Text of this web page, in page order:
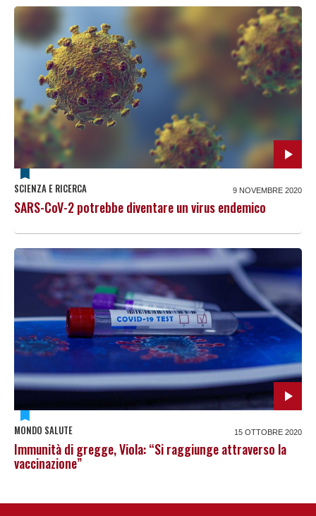
SCIENZA E RICERCA 9 NOVEMBRE 2020
SARS-CoV-2 potrebbe diventare un virus endemico
MONDO SALUTE 15 OTTOBRE 2020
Immunità di gregge, Viola: “Si raggiunge attraverso la
vaccinazione”